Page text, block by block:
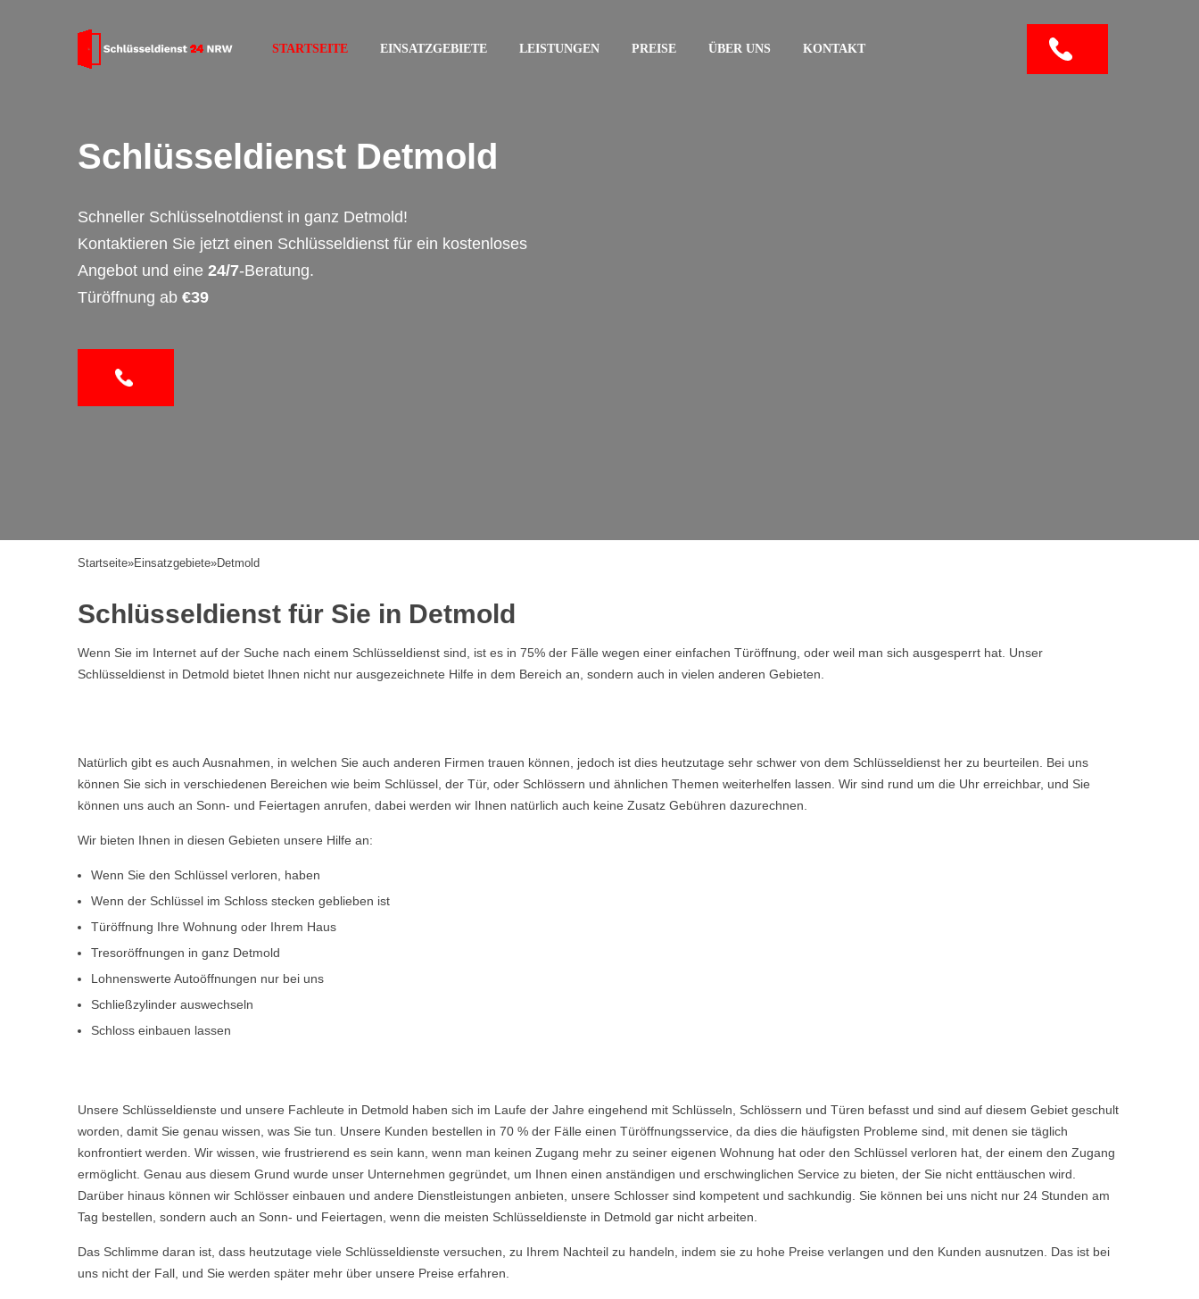
STARTSEITE EINSATZGEBIETE LEISTUNGEN PREISE ÜBER UNS KONTAKT
Schlüsseldienst Detmold
Schneller Schlüsselnotdienst in ganz Detmold!
Kontaktieren Sie jetzt einen Schlüsseldienst für ein kostenloses
Angebot und eine 24/7-Beratung.
Türöffnung ab €39
Startseite»Einsatzgebiete»Detmold
Schlüsseldienst für Sie in Detmold
Wenn Sie im Internet auf der Suche nach einem Schlüsseldienst sind, ist es in 75% der Fälle wegen einer einfachen Türöffnung, oder weil man sich ausgesperrt hat. Unser
Schlüsseldienst in Detmold bietet Ihnen nicht nur ausgezeichnete Hilfe in dem Bereich an, sondern auch in vielen anderen Gebieten.
Natürlich gibt es auch Ausnahmen, in welchen Sie auch anderen Firmen trauen können, jedoch ist dies heutzutage sehr schwer von dem Schlüsseldienst her zu beurteilen. Bei uns
können Sie sich in verschiedenen Bereichen wie beim Schlüssel, der Tür, oder Schlössern und ähnlichen Themen weiterhelfen lassen. Wir sind rund um die Uhr erreichbar, und Sie
können uns auch an Sonn- und Feiertagen anrufen, dabei werden wir Ihnen natürlich auch keine Zusatz Gebühren dazurechnen.
Wir bieten Ihnen in diesen Gebieten unsere Hilfe an:
Wenn Sie den Schlüssel verloren, haben
Wenn der Schlüssel im Schloss stecken geblieben ist
Türöffnung Ihre Wohnung oder Ihrem Haus
Tresoröffnungen in ganz Detmold
Lohnenswerte Autoöffnungen nur bei uns
Schließzylinder auswechseln
Schloss einbauen lassen
Unsere Schlüsseldienste und unsere Fachleute in Detmold haben sich im Laufe der Jahre eingehend mit Schlüsseln, Schlössern und Türen befasst und sind auf diesem Gebiet geschult
worden, damit Sie genau wissen, was Sie tun. Unsere Kunden bestellen in 70 % der Fälle einen Türöffnungsservice, da dies die häufigsten Probleme sind, mit denen sie täglich
konfrontiert werden. Wir wissen, wie frustrierend es sein kann, wenn man keinen Zugang mehr zu seiner eigenen Wohnung hat oder den Schlüssel verloren hat, der einem den Zugang
ermöglicht. Genau aus diesem Grund wurde unser Unternehmen gegründet, um Ihnen einen anständigen und erschwinglichen Service zu bieten, der Sie nicht enttäuschen wird.
Darüber hinaus können wir Schlösser einbauen und andere Dienstleistungen anbieten, unsere Schlosser sind kompetent und sachkundig. Sie können bei uns nicht nur 24 Stunden am
Tag bestellen, sondern auch an Sonn- und Feiertagen, wenn die meisten Schlüsseldienste in Detmold gar nicht arbeiten.
Das Schlimme daran ist, dass heutzutage viele Schlüsseldienste versuchen, zu Ihrem Nachteil zu handeln, indem sie zu hohe Preise verlangen und den Kunden ausnutzen. Das ist bei
uns nicht der Fall, und Sie werden später mehr über unsere Preise erfahren.